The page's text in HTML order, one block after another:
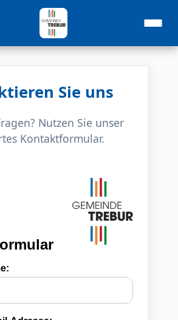
Sie uns
Nutzen Sie unser
Kontaktformular.